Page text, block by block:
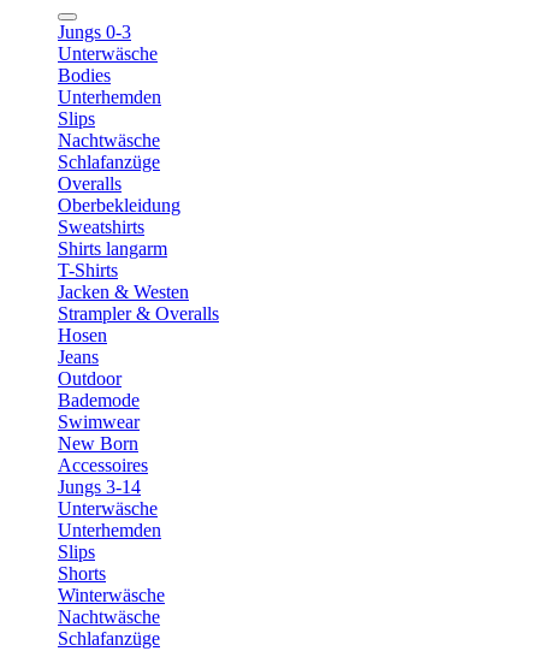
Jungs 0-3
Unterwäsche
Bodies
Unterhemden
Slips
Nachtwäsche
Schlafanzüge
Overalls
Oberbekleidung
Sweatshirts
Shirts langarm
T-Shirts
Jacken & Westen
Strampler & Overalls
Hosen
Jeans
Outdoor
Bademode
Swimwear
New Born
Accessoires
Jungs 3-14
Unterwäsche
Unterhemden
Slips
Shorts
Winterwäsche
Nachtwäsche
Schlafanzüge